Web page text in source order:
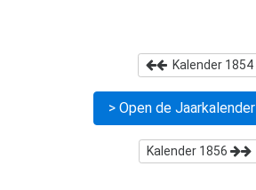
Kalender 1854
> Open de Jaarkalender
Kalender 1856